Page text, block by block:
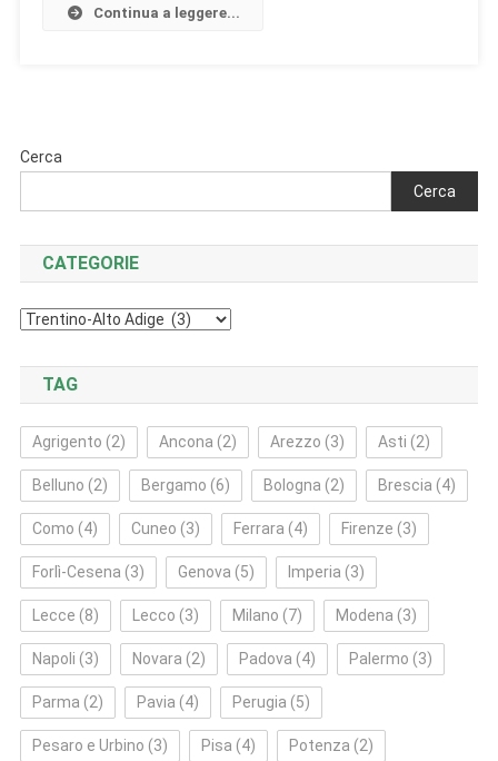
Continua a leggere...
Cerca
Cerca
CATEGORIE
Categorie
TAG
Agrigento (2) Ancona (2) Arezzo (3) Asti (2)
Belluno (2) Bergamo (6) Bologna (2) Brescia (4)
Como (4) Cuneo (3) Ferrara (4) Firenze (3)
Forlì‑Cesena (3) Genova (5) Imperia (3)
Lecce (8) Lecco (3) Milano (7) Modena (3)
Napoli (3) Novara (2) Padova (4) Palermo (3)
Parma (2) Pavia (4) Perugia (5)
Pesaro e Urbino (3) Pisa (4) Potenza (2)